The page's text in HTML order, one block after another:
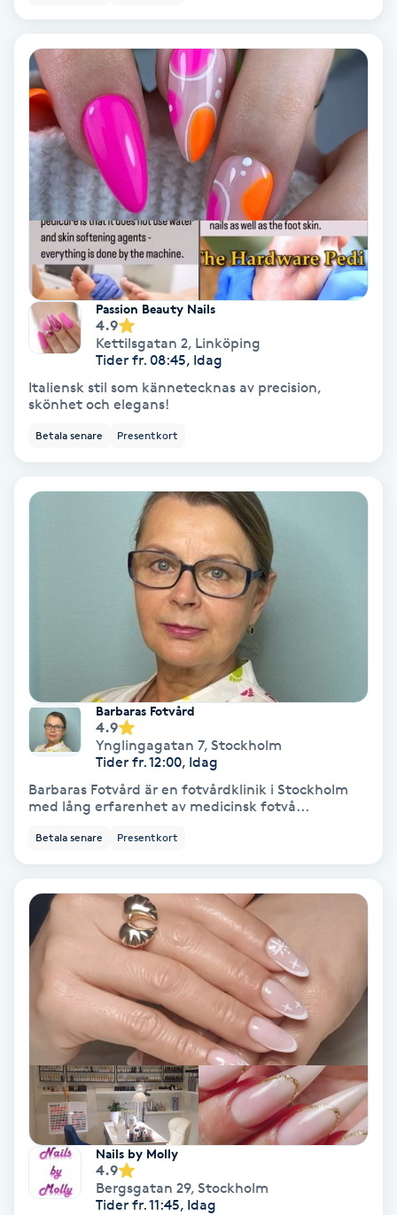
Hyperhidros
Hypnos
Hårborttagning
Hårbottenbehandling
Hårförlängning
Hårvård
Hälsa
Hälsprickor
Idrottsmassage
IPL hårborttagning
Japansk massage
K18
Katun fransar
Kemisk peeling
Keratinbehandling
Kinesiologi
Kinesisk medicin
Kiropraktik
Klangmassage
Klippning
Passion Beauty Nails
4.9
Kettilsgatan 2, Linköping
Tider fr. 08:45, Idag
Italiensk stil som kännetecknas av precision,
skönhet och elegans!
Betala senare Presentkort
Barbaras Fotvård
4.9
Ynglingagatan 7, Stockholm
Tider fr. 12:00, Idag
Barbaras Fotvård är en fotvårdklinik i Stockholm
med lång erfarenhet av medicinsk fotvå...
Betala senare Presentkort
Nails by Molly
4.9
Bergsgatan 29, Stockholm
Tider fr. 11:45, Idag